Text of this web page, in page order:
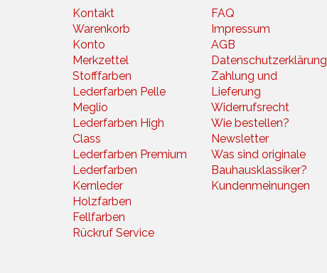
Kontakt
Warenkorb
Konto
Merkzettel
Stofffarben
Lederfarben Pelle
Meglio
Lederfarben High
Class
Lederfarben Premium
Lederfarben
Kernleder
Holzfarben
Fellfarben
Rückruf Service
FAQ
Impressum
AGB
Datenschutzerklärung
Zahlung und
Lieferung
Widerrufsrecht
Wie bestellen?
Newsletter
Was sind originale
Bauhausklassiker?
Kundenmeinungen